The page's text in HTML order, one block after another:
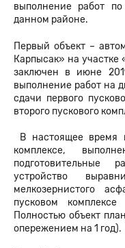
выполнение работ
данном районе.
Первый объект –
Карпысак» на
заключен в июне
выполнение работ на
сдачи первого
второго пускового
В настоящее время
комплексе,
подготовительные
устройство
мелкозернистого
пусковом
Полностью объект
опережением на 1 год).